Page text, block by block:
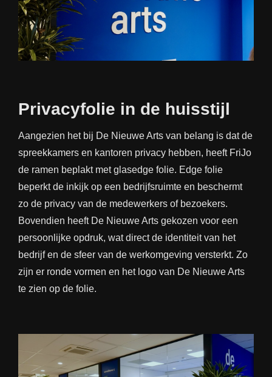
Privacyfolie in de huisstijl
Aangezien het bij De Nieuwe Arts van belang is dat de
spreekkamers en kantoren privacy hebben, heeft FriJo
de ramen beplakt met glasedge folie. Edge folie
beperkt de inkijk op een bedrijfsruimte en beschermt
zo de privacy van de medewerkers of bezoekers.
Bovendien heeft De Nieuwe Arts gekozen voor een
persoonlijke opdruk, wat direct de identiteit van het
bedrijf en de sfeer van de werkomgeving versterkt. Zo
zijn er ronde vormen en het logo van De Nieuwe Arts
te zien op de folie.